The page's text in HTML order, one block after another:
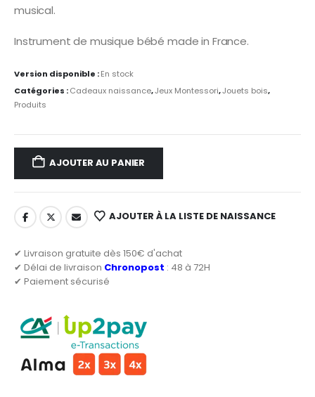
musical.
Instrument de musique bébé made in France.
Version disponible :En stock
Catégories :Cadeaux naissance,Jeux Montessori,Jouets bois,
Produits
AJOUTER AU PANIER
AJOUTER À LA LISTE DE NAISSANCE
✔ Livraison gratuite dès 150€ d'achat
✔ Délai de livraison Chronopost : 48 à 72H
✔ Paiement sécurisé